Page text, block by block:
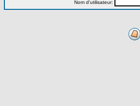
Nom d'utilisateur: